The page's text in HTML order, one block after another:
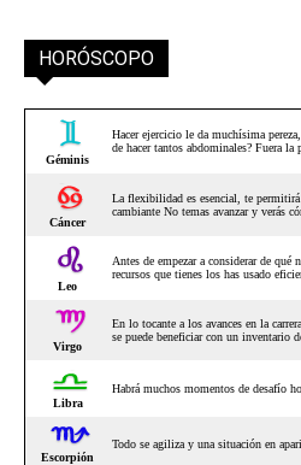
HORÓSCOPO